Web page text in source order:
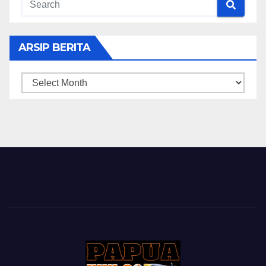
ARSIP BERITA
ARSIP